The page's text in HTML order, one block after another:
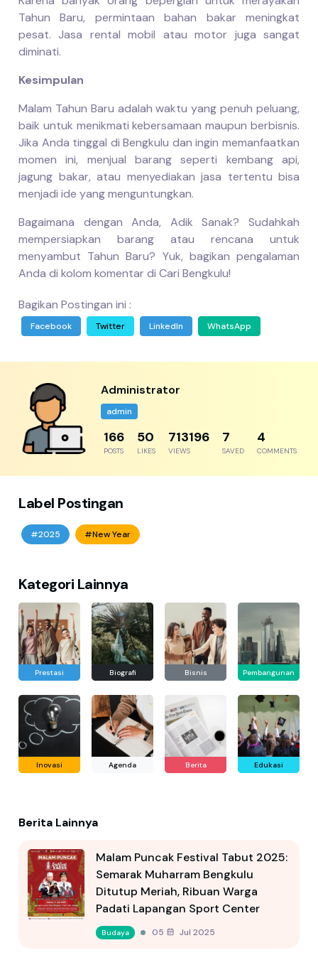
Tahun Baru, permintaan bahan bakar meningkat
pesat. Jasa rental mobil atau motor juga sangat
diminati.
Kesimpulan
Malam Tahun Baru adalah waktu yang penuh peluang,
baik untuk menikmati kebersamaan maupun berbisnis.
Jika Anda tinggal di Bengkulu dan ingin memanfaatkan
momen ini, menjual barang seperti kembang api,
jagung bakar, atau menyediakan jasa tertentu bisa
menjadi ide yang menguntungkan.
Bagaimana dengan Anda, Adik Sanak? Sudahkah
mempersiapkan barang atau rencana untuk
menyambut Tahun Baru? Yuk, bagikan pengalaman
Anda di kolom komentar di Cari Bengkulu!
Bagikan Postingan ini :
Facebook Twitter LinkedIn WhatsApp
Administrator
admin
204
POSTS
61
LIKES
877780
VIEWS
8
SAVED
5
COMMENTS
Label Postingan
#2025 #New Year
Kategori Lainnya
Prestasi Biografi Bisnis Pembangunan
Inovasi Agenda Berita Edukasi
Berita Lainnya
Malam Puncak Festival Tabut 2025:
Semarak Muharram Bengkulu
Ditutup Meriah, Ribuan Warga
Padati Lapangan Sport Center
Budaya 05 Jul 2025